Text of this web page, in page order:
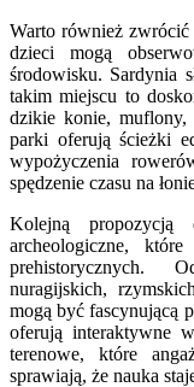
Warto również
dzieci mogą
środowisku. Sardynia
takim miejscu to
dzikie konie,
parki oferują ścieżki
wypożyczenia
spędzenie czasu na
Kolejną propozycją
archeologiczne,
prehistorycznych.
nuragijskich,
mogą być fascynującą
oferują interaktywne
terenowe, które
sprawiają, że nauka